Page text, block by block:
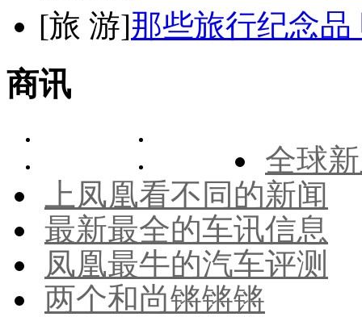
[旅 游]那些旅行纪念
商讯
全球
上凤凰看不同的新闻
最新最全的车讯信息
凤凰最牛的汽车评测
两个和尚锵锵锵